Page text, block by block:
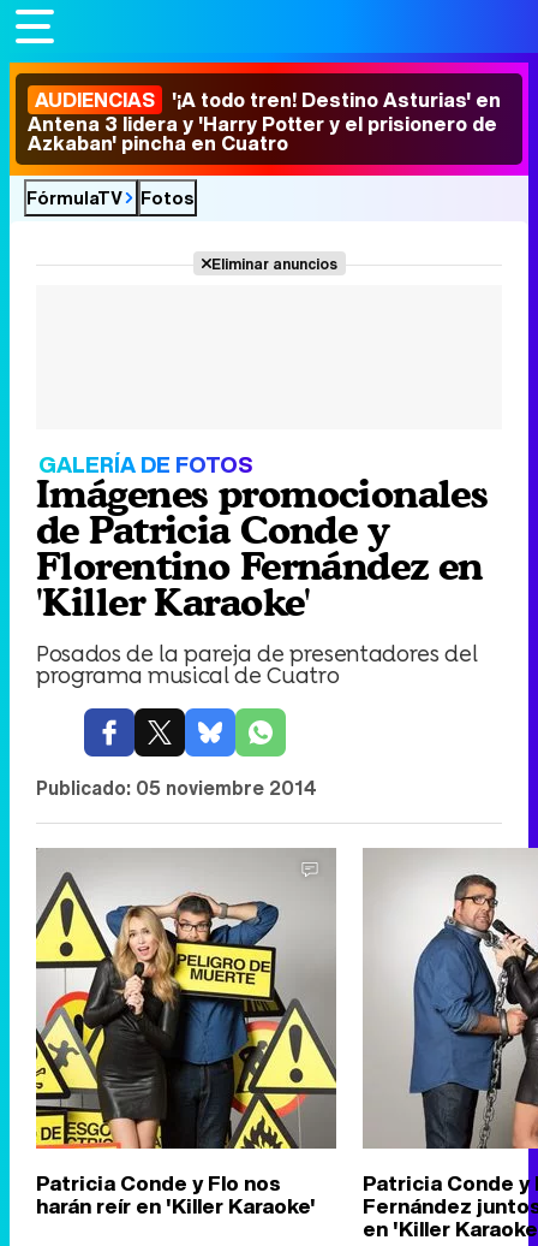
AUDIENCIAS '¡A todo tren! Destino Asturias' en
Antena 3 lidera y 'Harry Potter y el prisionero de
Azkaban' pincha en Cuatro
FórmulaTV Fotos
Eliminar anuncios
GALERÍA DE FOTOS
Imágenes promocionales
de Patricia Conde y
Florentino Fernández en
'Killer Karaoke'
Posados de la pareja de presentadores del
programa musical de Cuatro
Publicado: 05 noviembre 2014
Patricia Conde y Flo nos
harán reír en 'Killer Karaoke'
Patricia Conde
Fernández
en 'Killer